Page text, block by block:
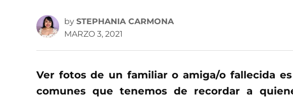
by STEPHANIA CARMONA
MARZO 3, 2021
Ver fotos de un familiar o amiga/o fallecida
comunes que tenemos de recordar a